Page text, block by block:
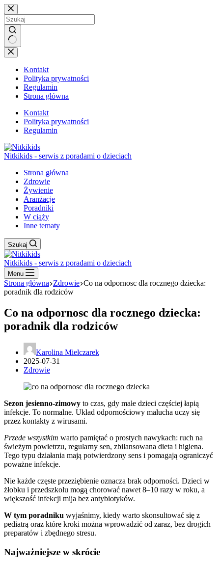
Przejdź
do
treści
Brak
wyników
Kontakt
Polityka prywatności
Regulamin
Strona główna
Kontakt
Polityka prywatności
Regulamin
Nitkikids - serwis z poradami o dzieciach
Strona główna
Zdrowie
Żywienie
Aranżacje
Poradniki
W ciąży
Inne tematy
Szukaj
Nitkikids - serwis z poradami o dzieciach
Menu
Strona główna Zdrowie Co na odpornosc dla rocznego dziecka:
poradnik dla rodziców
Co na odpornosc dla rocznego dziecka:
poradnik dla rodziców
Karolina Mielczarek
2025-07-31
Zdrowie
Sezon jesienno-zimowy to czas, gdy małe dzieci częściej łapią
infekcje. To normalne. Układ odpornościowy malucha uczy się
przez kontakty z wirusami.
Przede wszystkim warto pamiętać o prostych nawykach: ruch na
świeżym powietrzu, regularny sen, zbilansowana dieta i higiena.
Tego typu działania mają potwierdzony sens i pomagają ograniczyć
poważne infekcje.
Nie każde częste przeziębienie oznacza brak odporności. Dzieci w
żłobku i przedszkolu mogą chorować nawet 8–10 razy w roku, a
większość infekcji mija bez antybiotyków.
W tym poradniku wyjaśnimy, kiedy warto skonsultować się z
pediatrą oraz które kroki można wprowadzić od zaraz, bez drogich
preparatów i zbędnego stresu.
Najważniejsze w skrócie